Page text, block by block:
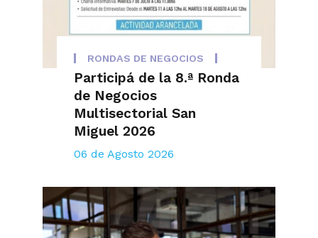
RONDAS DE NEGOCIOS
Participá de la 8.ª Ronda
de Negocios
Multisectorial San
Miguel 2026
06 de Agosto 2026